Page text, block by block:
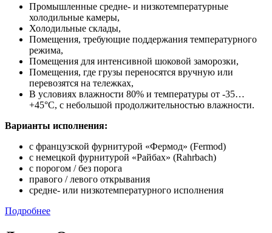
Промышленные средне- и низкотемпературные
холодильные камеры,
Холодильные склады,
Помещения, требующие поддержания температурного
режима,
Помещения для интенсивной шоковой заморозки,
Помещения, где грузы переносятся вручную или
перевозятся на тележках,
В условиях влажности 80% и температуры от -35…
+45°С, с небольшой продолжительностью влажности.
Варианты исполнения:
с французской фурнитурой «Фермод» (Fermod)
c немецкой фурнитурой «Райбах» (Rahrbach)
с порогом / без порога
правого / левого открывания
средне- или низкотемпературного исполнения
Подробнее